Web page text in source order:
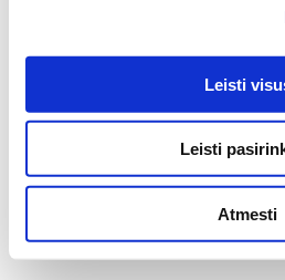
Leisti
Leisti
Atmesti
Copyright © 2017-